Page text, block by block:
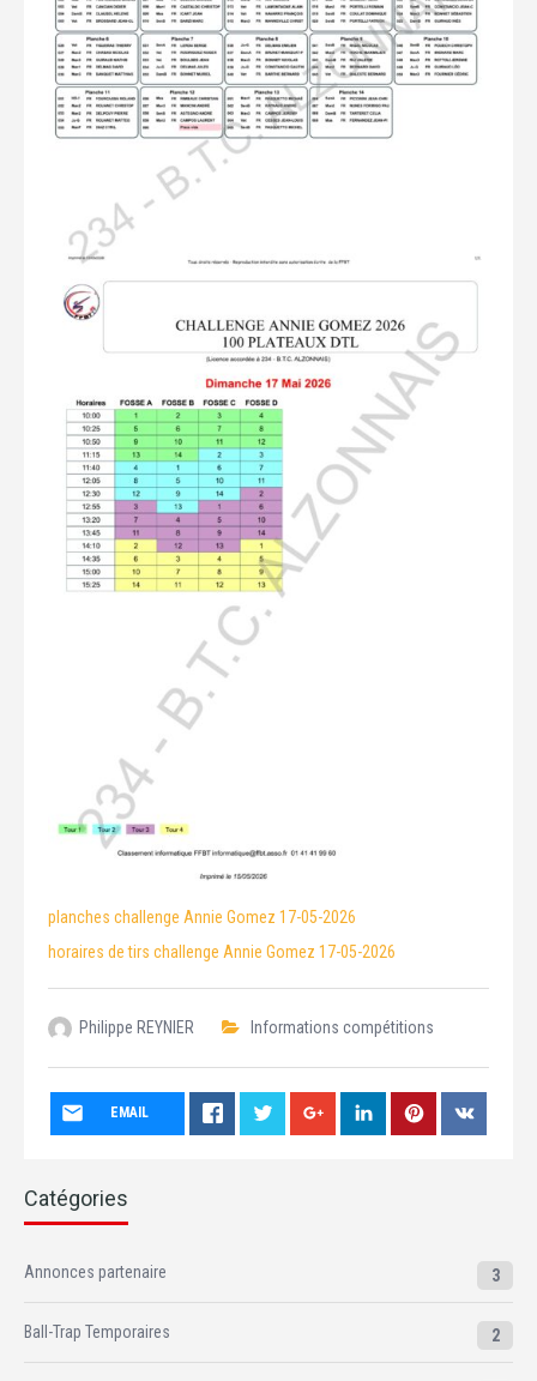
planches challenge Annie Gomez 17-05-2026
horaires de tirs challenge Annie Gomez 17-05-2026
Philippe REYNIER Informations compétitions
EMAIL
Catégories
Annonces partenaire 3
Ball-Trap Temporaires 2